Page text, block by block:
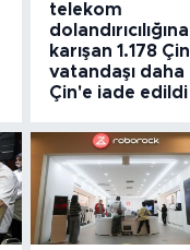
telekom
dolandırıcılığına
karışan 1.178 Çin
vatandaşı daha
Çin'e iade edildi